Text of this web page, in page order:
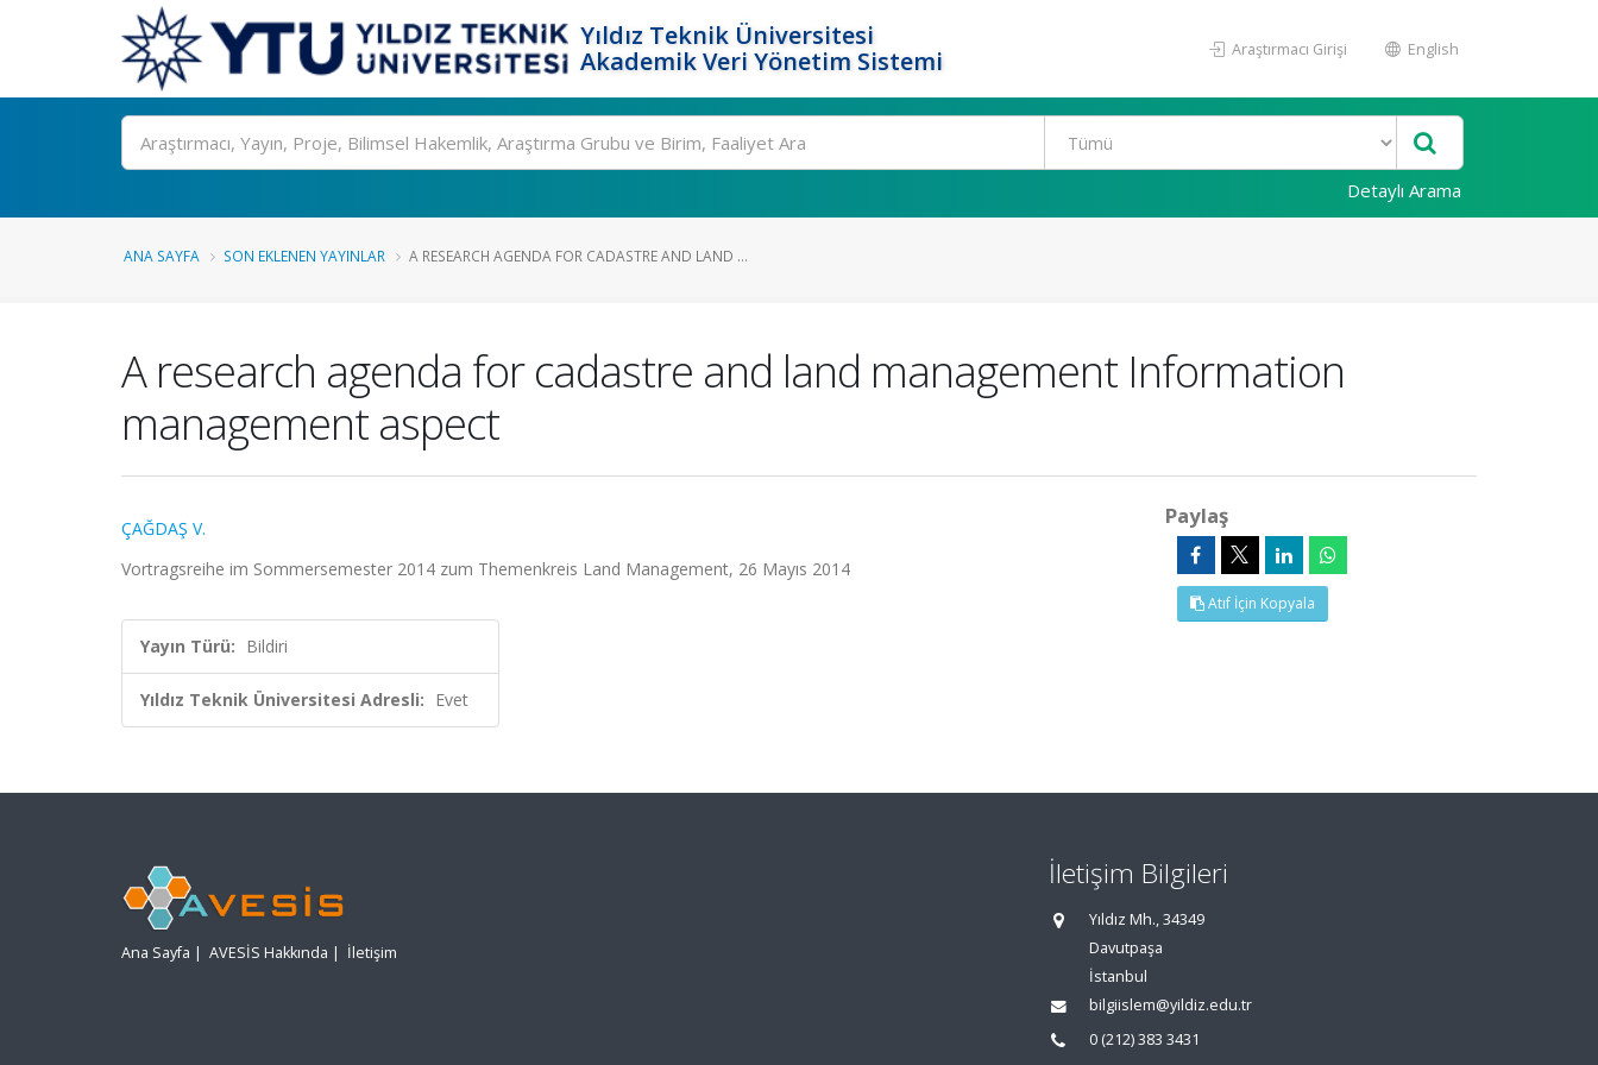
Yıldız Teknik Üniversitesi
Akademik Veri Yönetim Sistemi
Araştırmacı Girişi English
Ara
Detaylı Arama
ANA SAYFA SON EKLENEN YAYINLAR A RESEARCH AGENDA FOR CADASTRE AND LAND ...
A research agenda for cadastre and land management Information
management aspect
ÇAĞDAŞ V.
Vortragsreihe im Sommersemester 2014 zum Themenkreis Land Management, 26 Mayıs 2014
Yayın Türü: Bildiri
Yıldız Teknik Üniversitesi Adresli: Evet
Paylaş
Atıf İçin Kopyala
Ana Sayfa | AVESİS Hakkında | İletişim
İletişim Bilgileri
Yıldız Mh., 34349
Davutpaşa
İstanbul
bilgiislem@yildiz.edu.tr
0 (212) 383 3431